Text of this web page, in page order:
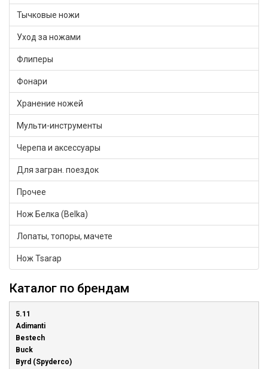
Тычковые ножи
Уход за ножами
Флиперы
Фонари
Хранение ножей
Мульти-инструменты
Черепа и аксессуары
Для загран. поездок
Прочее
Нож Белка (Belka)
Лопаты, топоры, мачете
Нож Tsarap
Каталог по брендам
5.11
Adimanti
Bestech
Buck
Byrd (Spyderco)